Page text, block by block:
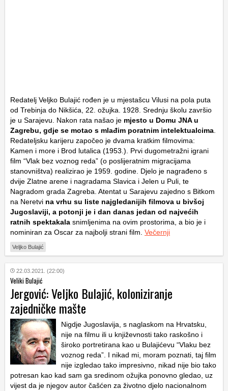
Redatelj Veljko Bulajić rođen je u mjestašcu Vilusi na pola puta
od Trebinja do Nikšića, 22. ožujka. 1928. Srednju školu završio
je u Sarajevu. Nakon rata našao je mjesto u Domu JNA u
Zagrebu, gdje se motao s mlađim poratnim intelektualcima
Redateljsku karijeru započeo je dvama kratkim filmovima:
Kamen i more i Brod lutalica (1953.). Prvi dugometražni igrani
film “Vlak bez voznog reda” (o poslijeratnim migracijama
stanovništva) realizirao je 1959. godine. Djelo je nagrađeno s
dvije Zlatne arene i nagradama Slavica i Jelen u Puli, te
Nagradom grada Zagreba. Atentat u Sarajevu zajedno s Bitkom
na Neretvi na vrhu su liste najgledanijih filmova u bivšoj
Jugoslaviji, a potonji je i dan danas jedan od najvećih
ratnih spektakala snimljenima na ovim prostorima, a bio je i
nominiran za Oscar za najbolji strani film. Večernji
Veljko Bulajić
22.03.2021. (22:00)
Veliki Bulajić
Jergović: Veljko Bulajić, koloniziranje
zajedničke mašte
Nigdje Jugoslavija, s naglaskom na Hrvatsku,
nije na filmu ili u književnosti tako raskošno i
široko portretirana kao u Bulajićevu “Vlaku bez
voznog reda”. I nikad mi, moram poznati, taj film
nije izgledao tako impresivno, nikad nije bio tako
potresan kao kad sam ga sredinom ožujka ponovno gledao, uz
vijest da je njegov autor čašćen za životno djelo nacionalnom